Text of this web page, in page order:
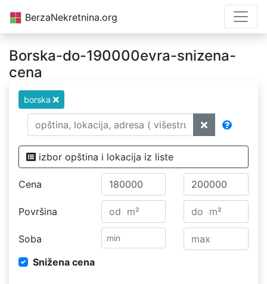
BerzaNekretnina.org
Borska-do-190000evra-snizena-
cena
borska
izbor opština i lokacija iz liste
Cena
Površina
Soba
Snižena cena